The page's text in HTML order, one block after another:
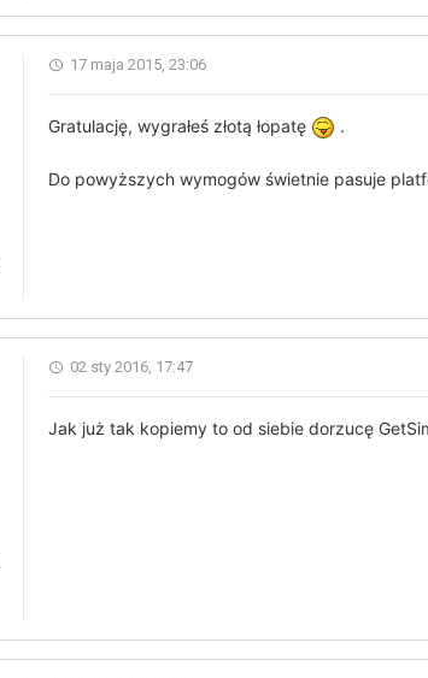
17 maja 2015, 23:06
Gratulację, wygrałeś złotą łopatę .
Do powyższych wymogów świetnie pasuje
02 sty 2016, 17:47
Jak już tak kopiemy to od siebie dorzucę